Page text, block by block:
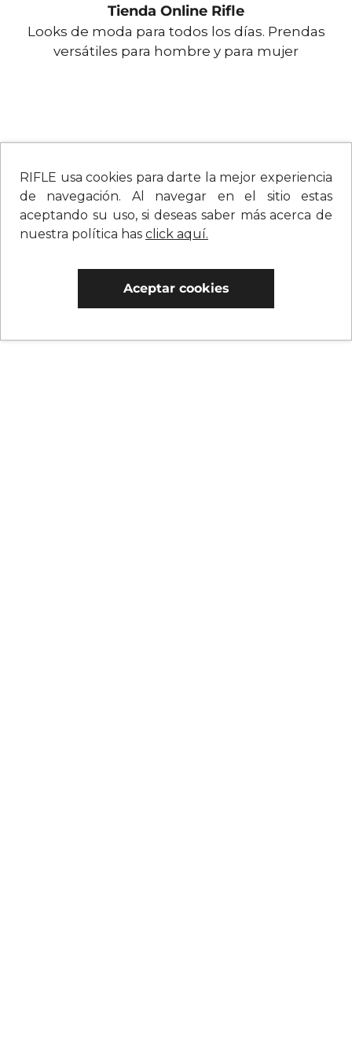
RIFLE usa cookies para darte la mejor experiencia
de navegación. Al navegar en el sitio estas
aceptando su uso, si deseas saber más acerca de
nuestra política has click aquí.
Aceptar cookies
Tienda Online Rifle
Looks de moda para todos los días. Prendas
versátiles para hombre y para mujer